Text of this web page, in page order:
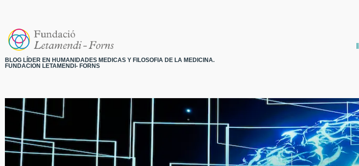
BLOG LÍDER EN HUMANIDADES MEDICAS Y FILOSOFIA DE LA MEDICINA.
FUNDACION LETAMENDI- FORNS